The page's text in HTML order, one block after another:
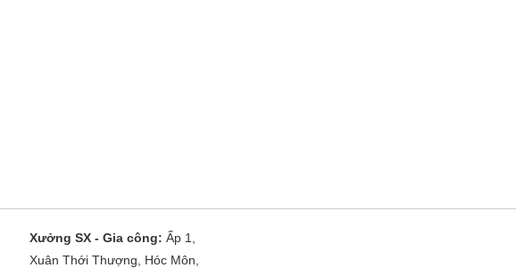
Xưởng SX - Gia công: Ấp 1,
Xuân Thới Thượng, Hóc Môn,